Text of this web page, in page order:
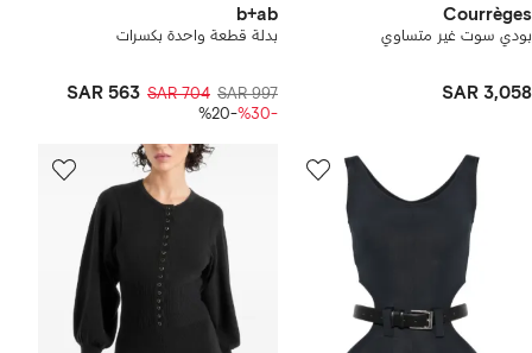
Courrèges
بودي سوت غير متساوي
SAR 3,058
b+ab
بدلة قطعة واحدة بكسرات
SAR 997
SAR 704
SAR 563
-%30
-%20